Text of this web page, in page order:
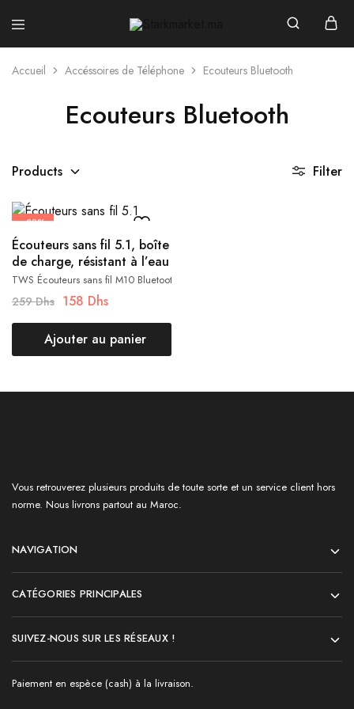
Starkmarket.ma
Accueil Accéssoires de Téléphone Ecouteurs Bluetooth
Ecouteurs Bluetooth
Products Filter
- 39%
Écouteurs sans fil 5.1, boîte
de charge, résistant à l’eau
TWS Écouteurs sans fil M10 Bluetooth 5.1, boîte de charge, résistant à l'eau.
259Dhs 158 Dhs
Ajouter au panier
Vous retrouverez plusieurs produits de toute sorte et un service client hors
norme. Nous livrons partout au Maroc.
NAVIGATION
CATÉGORIES PRINCIPALES
SUIVEZ-NOUS SUR LES RÉSEAUX !
Paiement en espèce (cash) à la livraison.